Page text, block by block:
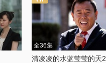
全36集
清凌凌的水蓝莹莹的天2